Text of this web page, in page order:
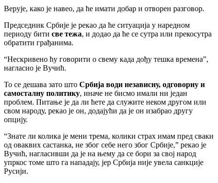
Верује, како је навео, да ће имати добар и отворен разговор.
Председник Србије је рекао да ће ситуација у наредном
периоду бити све тежа, и додао да ће се сутра или прекосутра
обратити грађанима.
“Нескривено ћу говорити о свему када дођу тешка времена”,
нагласио је Вучић.
То се дешава зато што Србија води независну, одговорну и
самосталну политику, иначе не бисмо имали ни један
проблем. Питање је да ли ћете да служите неком другом или
свом народу, рекао је он, додајући да је он изабрао другу
опцију.
“Знате ли колика је мени трема, колики страх имам пред сваки
од оваквих састанка, не због себе него због Србије,” рекао је
Вучић, нагласивши да је на њему да се бори за свој народ
упркос томе што га нападају, јер Србија није увела санкције
Русији.